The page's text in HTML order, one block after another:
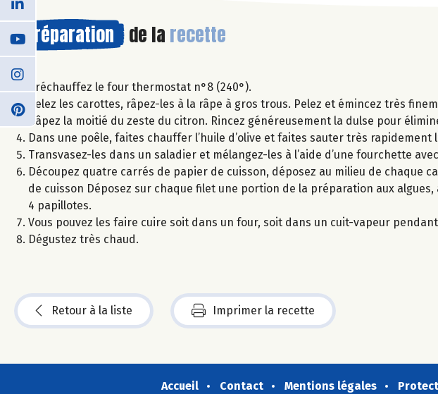
Préparation de la recette
Préchauffez le four thermostat n°8 (240°).
Pelez les carottes, râpez-les à la râpe à gros trous. Pelez et émincez très
Râpez la moitié du zeste du citron. Rincez généreusement la dulse pour
Dans une poêle, faites chauffer l’huile d’olive et faites sauter très rapidement
Transvasez-les dans un saladier et mélangez-les à l’aide d’une fourchette
Découpez quatre carrés de papier de cuisson, déposez au milieu de chaque
de cuisson Déposez sur chaque filet une portion de la préparation aux
4 papillotes.
Vous pouvez les faire cuire soit dans un four, soit dans un cuit-vapeur
Dégustez très chaud.
Retour à la liste Imprimer la recette
Accueil Contact Mentions légales